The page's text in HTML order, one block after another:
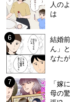
人の
は
結婚
ん」
なた
「嫁
母の